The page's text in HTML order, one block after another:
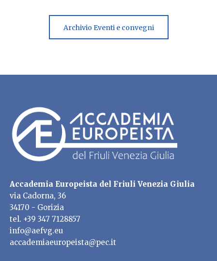
Archivio Eventi e convegni
Accademia Europeista del Friuli Venezia Giulia
via Cadorna, 36
34170 - Gorizia
tel. +39 347 7128857
info@aefvg.eu
accademiaeuropeista@pec.it